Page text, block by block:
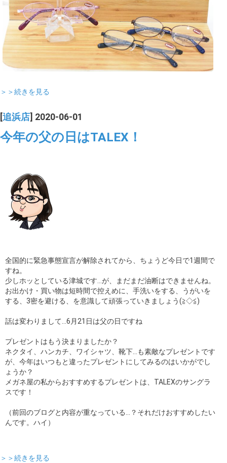
＞＞続きを見る
追浜店 ] 2020-06-01
今年の父の日はTALEX！
全国的に緊急事態宣言が解除されてから、ちょうど今日で1週間で
すね。
少しホッとしている津城です…が、まだまだ油断はできませんね。
お出かけ・買い物は短時間で控えめに、手洗いをする、うがいを
する、3密を避ける、を意識して頑張っていきましょう(≧◇≦)
話は変わりまして…6月21日は父の日ですね
プレゼントはもう決まりましたか？
ネクタイ、ハンカチ、ワイシャツ、靴下…も素敵なプレゼントです
が、今年はいつもと違ったプレゼントにしてみるのはいかがでし
ょうか？
メガネ屋の私からおすすめするプレゼントは、TALEXのサングラ
スです！
（前回のブログと内容が重なっている…？それだけおすすめしたい
んです。ハイ）
＞＞続きを見る